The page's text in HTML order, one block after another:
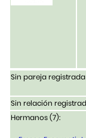
Sin pareja
Sin relación
Hermanos (7):